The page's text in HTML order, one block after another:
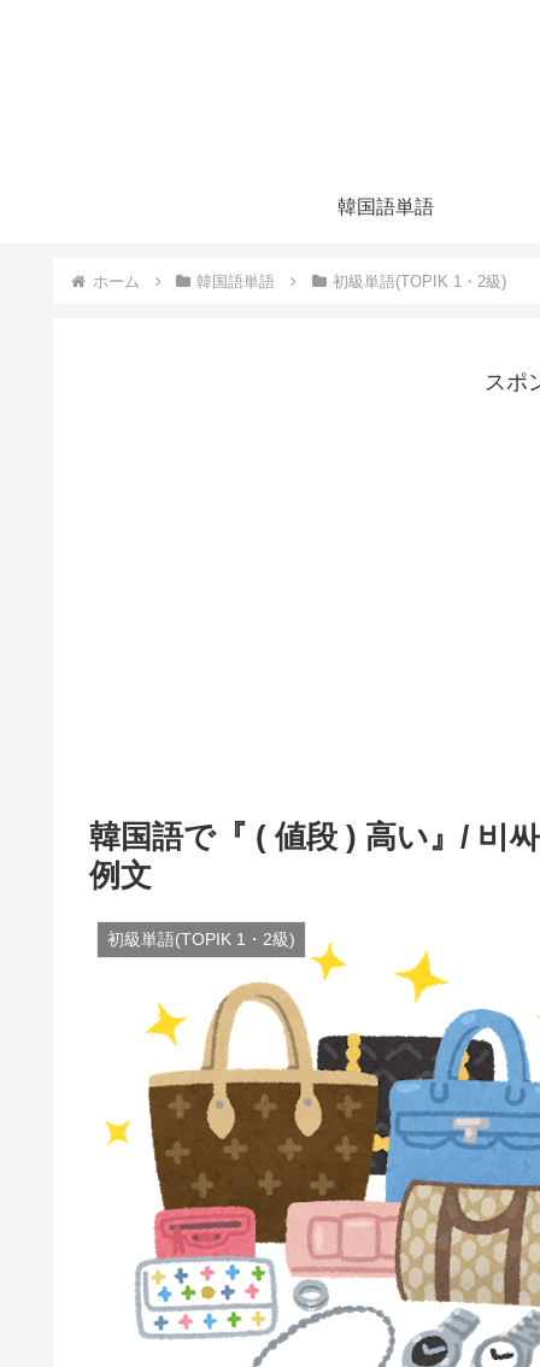
韓国語単語
ホーム 韓国語単語 初級単語(TOPIK 1・2級)
スポ
韓国語で『 ( 値段 ) 高い』/ 비
例文
初級単語(TOPIK 1・2級)